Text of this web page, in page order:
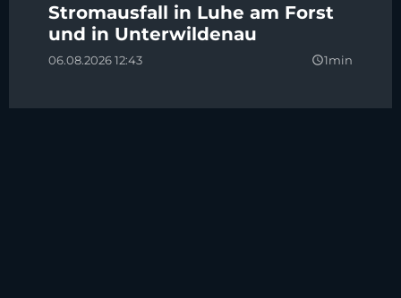
Stromausfall in Luhe am Forst
und in Unterwildenau
06.08.2026 12:43 query_builder1min